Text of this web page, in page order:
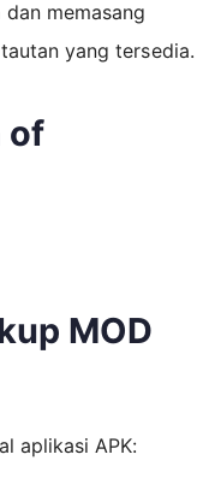
memasang
yang tersedia.
of
MOD
aplikasi APK: